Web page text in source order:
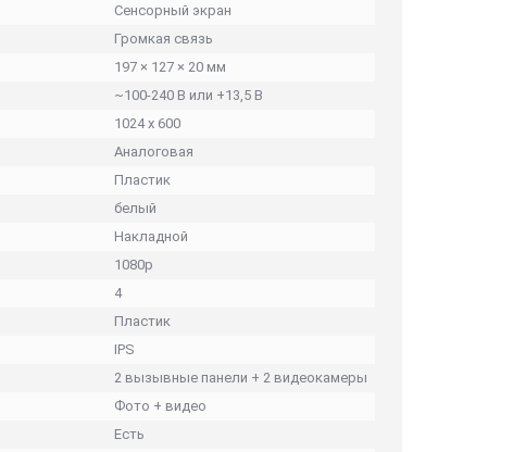
Сенсорный экран
Громкая связь
197 × 127 × 20 мм
~100-240 B или +13,5 В
1024 х 600
Аналоговая
Пластик
белый
Накладной
1080p
4
Пластик
IPS
2 вызывные панели + 2 видеокамеры
Фото + видео
Есть